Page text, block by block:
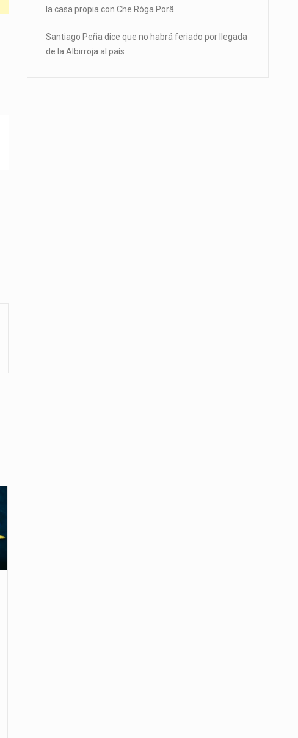
la casa propia con Che Róga Porã
Santiago Peña dice que no habrá feriado por llegada
de la Albirroja al país